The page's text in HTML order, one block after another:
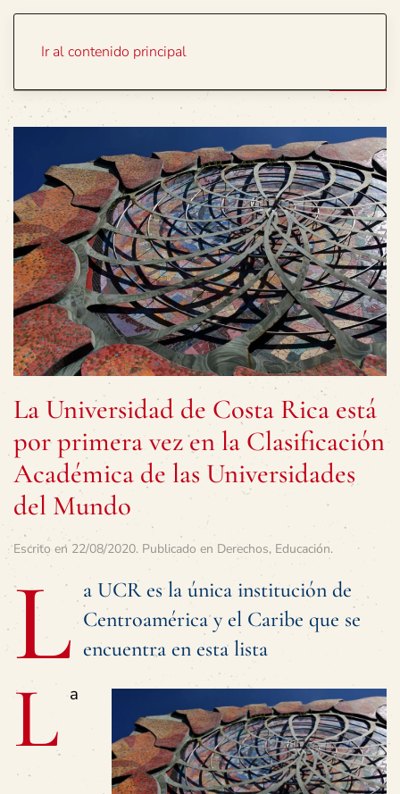
Ir al contenido principal
La Universidad de Costa Rica está
por primera vez en la Clasificación
Académica de las Universidades
del Mundo
Escrito en 22/08/2020. Publicado en Derechos, Educación.
L a UCR es la única institución de
Centroamérica y el Caribe que se
encuentra en esta lista
L a